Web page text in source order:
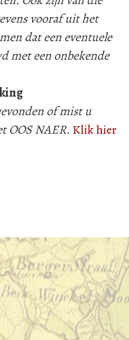
vooraf uit het
dat een eventuele
met een onbekende
of mist u
OOS NAER. Klik hier